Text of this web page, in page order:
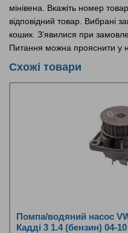
мінівена. Вкажіть номер
відповідний товар. Вибрані
кошик. З’явилися при
Питання можна прояснити у
Схожі товари
Помпа/водяний насос
Кадді 3 1.4 (бензин) 04-